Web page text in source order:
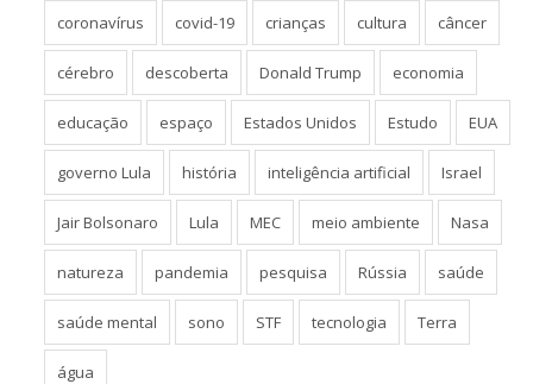
coronavírus covid-19 crianças cultura câncer
cérebro descoberta Donald Trump economia
educação espaço Estados Unidos Estudo EUA
governo Lula história inteligência artificial Israel
Jair Bolsonaro Lula MEC meio ambiente Nasa
natureza pandemia pesquisa Rússia saúde
saúde mental sono STF tecnologia Terra
água